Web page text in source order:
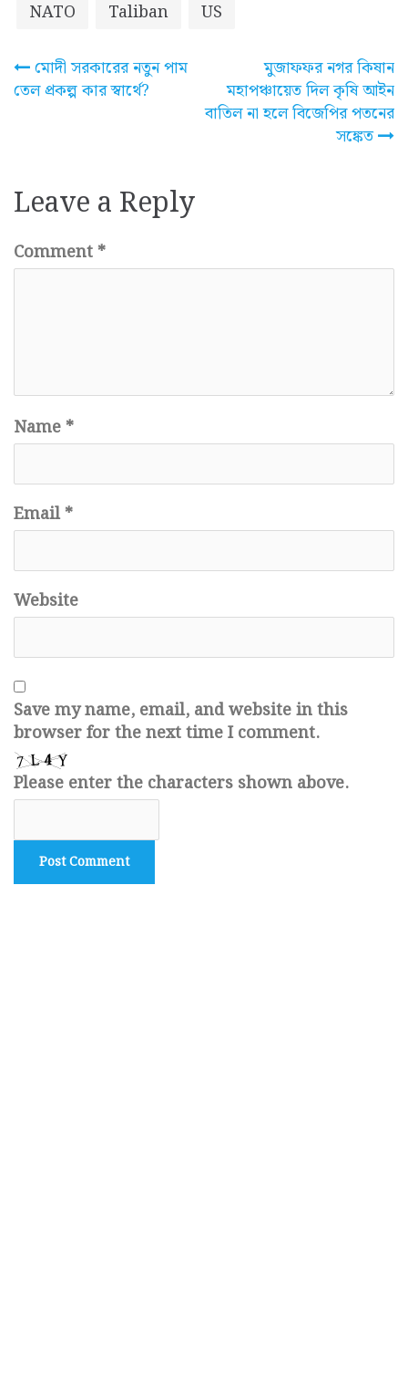
NATO Taliban US
Post
navigation
মোদী সরকারের নতুন পাম
তেল প্রকল্প কার স্বার্থে?
মুজাফফর নগর কিষান
মহাপঞ্চায়েত দিল কৃষি আইন
বাতিল না হলে বিজেপির পতনের
সঙ্কেত
Leave a Reply
Comment *
Name *
Email*
Website
Save my name, email, and website in this
browser for the next time I comment.
Please enter the characters shown above.